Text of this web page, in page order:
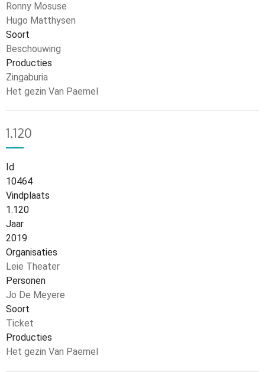
Ronny Mosuse
Hugo Matthysen
Soort
Beschouwing
Producties
Zingaburia
Het gezin Van Paemel
1.120
Id
10464
Vindplaats
1.120
Jaar
2019
Organisaties
Leie Theater
Personen
Jo De Meyere
Soort
Ticket
Producties
Het gezin Van Paemel